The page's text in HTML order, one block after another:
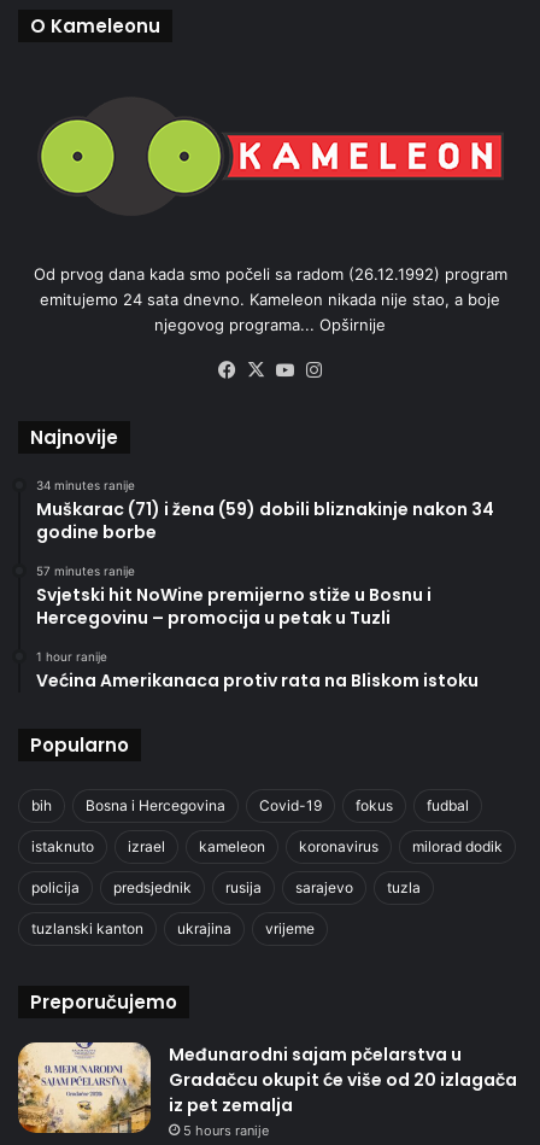
O Kameleonu
Od prvog dana kada smo počeli sa radom (26.12.1992) program
emitujemo 24 sata dnevno. Kameleon nikada nije stao, a boje
njegovog programa... Opširnije
Facebook
X YouTube
Najnovije
34 minutes ranije
Muškarac (71) i žena (59) dobili bliznakinje nakon 34
godine borbe
57 minutes ranije
Svjetski hit NoWine premijerno stiže u Bosnu i
Hercegovinu – promocija u petak u Tuzli
1 hour ranije
Većina Amerikanaca protiv rata na Bliskom istoku
Popularno
bih Bosna i Hercegovina Covid-19 fokus fudbal
istaknuto izrael kameleon koronavirus milorad dodik
policija predsjednik rusija sarajevo tuzla
tuzlanski kanton ukrajina vrijeme
Preporučujemo
Međunarodni sajam pčelarstva u
Gradačcu okupit će više od 20 izlagača
iz pet zemalja
5 hours ranije